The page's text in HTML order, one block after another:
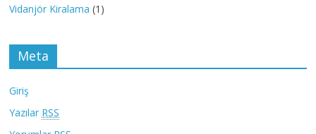
Vidanjör Kiralama (1)
Meta
Giriş
Yazılar RSS